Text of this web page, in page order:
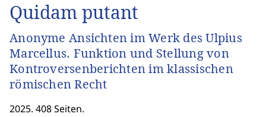
Quidam putant
Anonyme Ansichten im Werk des Ulpius
Marcellus. Funktion und Stellung von
Kontroversenberichten im klassischen
römischen Recht
2025. 408 Seiten.